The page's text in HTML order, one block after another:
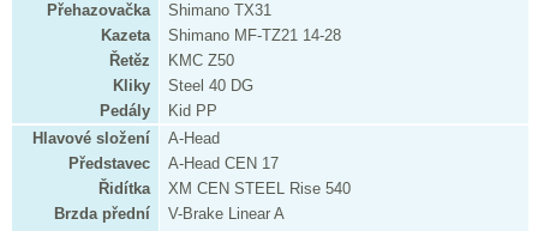
Přehazovačka
Shimano TX31
Kazeta
Shimano MF-TZ21 14-28
Řetěz
KMC Z50
Kliky
Steel 40 DG
Pedály
Kid PP
Hlavové složení
A-Head
Představec
A-Head CEN 17
Řidítka
XM CEN STEEL Rise 540
Brzda přední
V-Brake Linear A